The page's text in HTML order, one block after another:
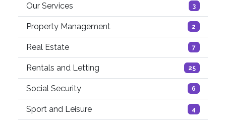
Our Services 3
Property Management 2
Real Estate 7
Rentals and Letting 25
Social Security 6
Sport and Leisure 4